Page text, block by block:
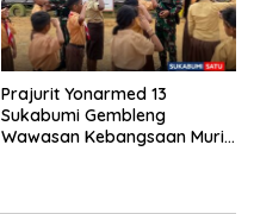
Prajurit Yonarmed 13
Sukabumi Gembleng
Wawasan Kebangsaan Murid